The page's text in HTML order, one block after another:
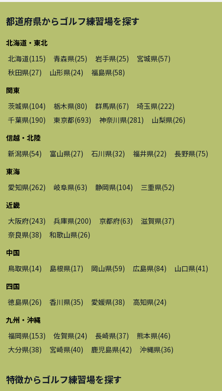
都道府県からゴルフ練習場を探す
北海道・東北
北海道(115) 青森県(25) 岩手県(25) 宮城県(57)
秋田県(27) 山形県(24) 福島県(58)
関東
茨城県(104) 栃木県(80) 群馬県(67) 埼玉県(222)
千葉県(190) 東京都(693) 神奈川県(281 ) 山梨県(26)
信越・北陸
新潟県(54) 富山県(27) 石川県(32) 福井県(22) 長野県(75)
東海
愛知県(262) 岐阜県(63) 静岡県(104) 三重県(52)
近畿
大阪府(243) 兵庫県(200) 京都府(63) 滋賀県(37)
奈良県(38) 和歌山県(26)
中国
鳥取県(14) 島根県(17) 岡山県(59) 広島県(84) 山口県(41 )
四国
徳島県(26) 香川県(35) 愛媛県(38) 高知県(24)
九州・沖縄
福岡県(153) 佐賀県(24) 長崎県(37) 熊本県(46)
大分県(38) 宮崎県(40) 鹿児島県(42) 沖縄県(36)
特徴からゴルフ練習場を探す